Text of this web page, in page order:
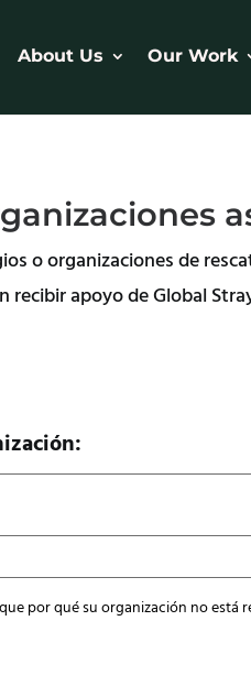
About Us Our Work
o organizaciones de
apoyo de Global